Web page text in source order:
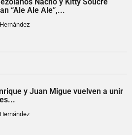
“Ale Ale Ale”,...
y Juan Migue vuelven a unir